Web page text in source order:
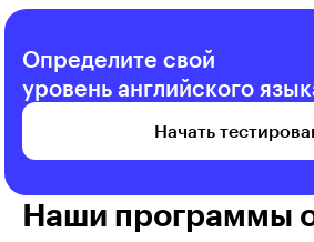
Определите свой
уровень английского
Начать
Наши программы